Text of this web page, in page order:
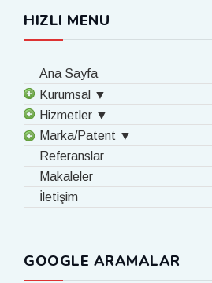
HIZLI MENU
Ana Sayfa
Kurumsal ▼
Hizmetler ▼
Marka/Patent ▼
Referanslar
Makaleler
İletişim
GOOGLE ARAMALAR